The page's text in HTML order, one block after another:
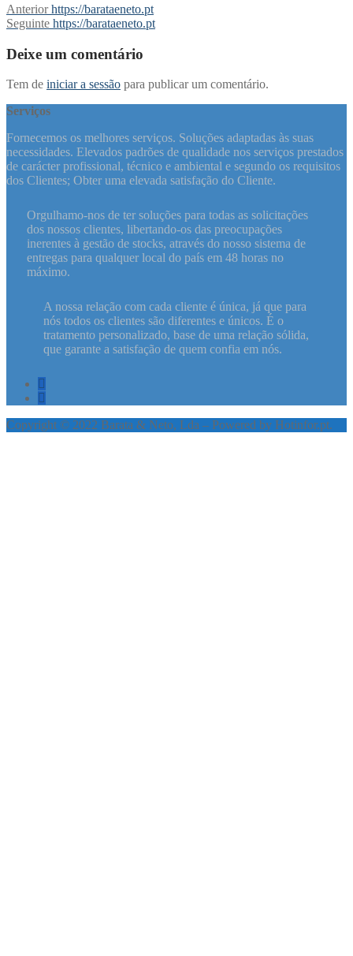
Navegação
de
artigos
Anterior Previous
post:
https://barataeneto.pt
Seguinte Next
https://barataeneto.pt
Deixe um comentário
Tem de iniciar a sessão para publicar um comentário.
Serviços
Fornecemos os melhores serviços. Soluções adaptadas às suas
necessidades. Elevados padrões de qualidade nos serviços prestados
de carácter profissional, técnico e ambiental e segundo os requisitos
dos Clientes; Obter uma elevada satisfação do Cliente.
Orgulhamo-nos de ter soluções para todas as solicitações
dos nossos clientes, libertando-os das preocupações
inerentes à gestão de stocks, através do nosso sistema de
entregas para qualquer local do país em 48 horas no
máximo.
A nossa relação com cada cliente é única, já que para
nós todos os clientes são diferentes e únicos. É o
tratamento personalizado, base de uma relação sólida,
que garante a satisfação de quem confia em nós.
Copyright © 2022 Barata & Neto, Lda – Powered by Hotinfor.pt.